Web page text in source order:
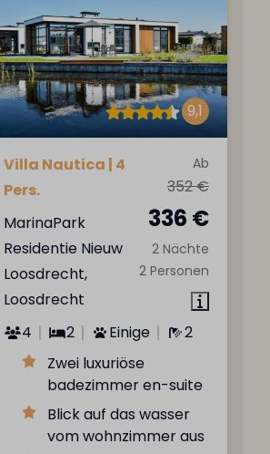
9,1
Ab
352 €
336 €
2 Nächte
2 Personen
Villa Nautica | 4
Pers.
MarinaPark
Residentie Nieuw
Loosdrecht,
Loosdrecht
4
2 Einige
2
Zwei luxuriöse
badezimmer en-suite
Blick auf das wasser
vom wohnzimmer aus